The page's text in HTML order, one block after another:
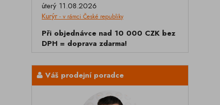
úterý 11.08.2026
Kurýr - v rámci České republiky
Při objednávce nad 10 000 CZK bez
DPH = doprava zdarma!
Váš prodejní poradce